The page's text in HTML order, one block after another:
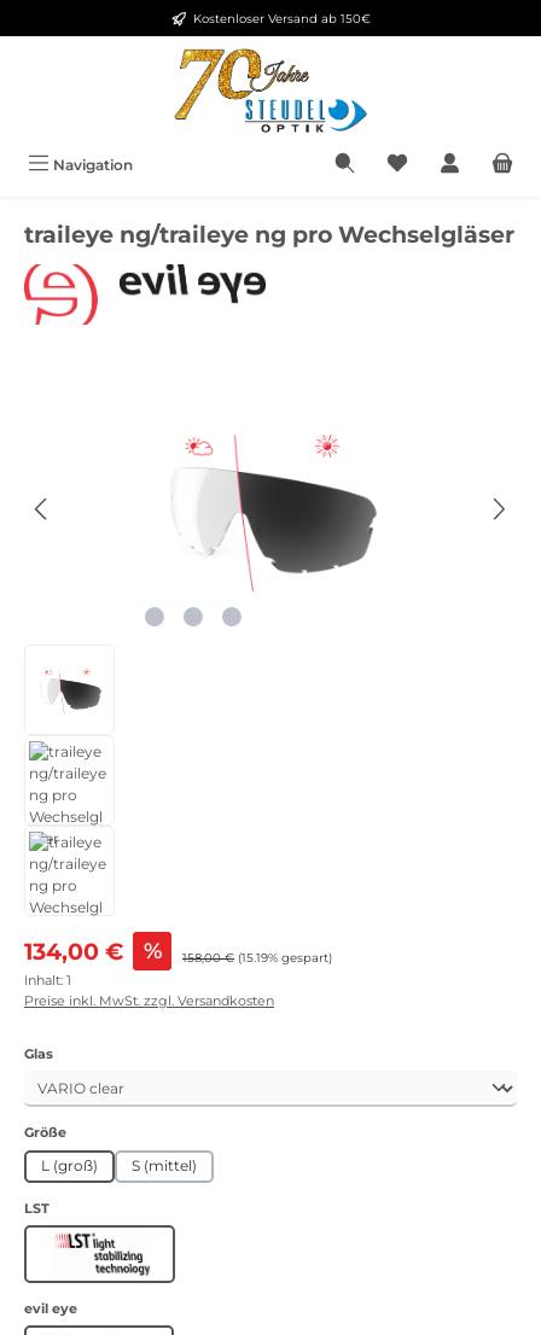
Zum Hauptinhalt springenKostenloser Versand ab 150€
Navigation
traileye ng/traileye ng pro Wechselgläser
Verkaufspreis:
134,00 € % Regulärer Preis:
158,00 € (15.19% gespart)
Inhalt: 1
Preise inkl. MwSt. zzgl. Versandkosten
Glasauswählen
Größeauswählen
L (groß) S (mittel)
LSTauswählen
LST
evil eyeauswählen